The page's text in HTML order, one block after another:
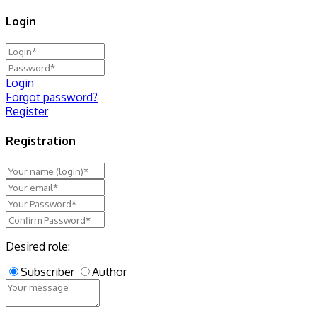
Login
Login
Forgot password?
Register
Registration
Desired role:
Subscriber
Author